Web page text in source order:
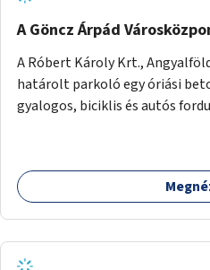
A Göncz Árpád
A Róbert Károly Krt.,
határolt parkoló egy óriási
gyalogos, biciklis és autós
menti járda és a parkoló közé
virágágyásokkal a meglévő fák